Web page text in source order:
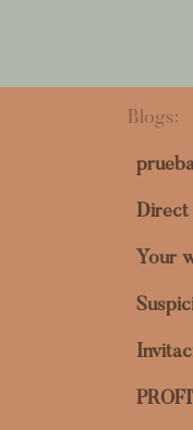
Blogs:
Direct
Your